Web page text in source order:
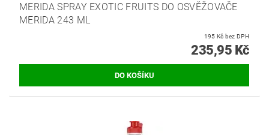
MERIDA SPRAY EXOTIC FRUITS DO OSVĚŽOVAČE
MERIDA 243 ML
195 Kč bez DPH
235,95 Kč